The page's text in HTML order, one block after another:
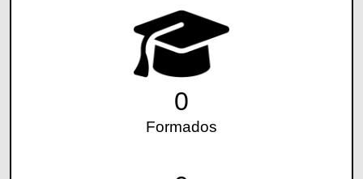
0
Formados